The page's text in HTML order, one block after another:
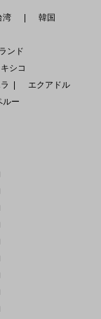
湾
韓国
ンド
シコ
エクアドル
ルー